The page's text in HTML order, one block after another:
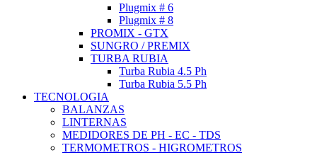
Plugmix # 6
Plugmix # 8
PROMIX - GTX
SUNGRO / PREMIX
TURBA RUBIA
Turba Rubia 4.5 Ph
Turba Rubia 5.5 Ph
TECNOLOGIA
BALANZAS
LINTERNAS
MEDIDORES DE PH - EC - TDS
TERMOMETROS - HIGROMETROS